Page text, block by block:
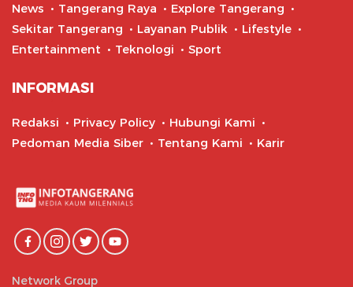
News Tangerang Raya
Explore Tangerang
Sekitar Tangerang
Layanan Publik
Lifestyle
Entertainment
Teknologi Sport
INFORMASI
Redaksi Privacy Policy
Hubungi Kami
Pedoman Media Siber
Tentang Kami Karir
Network Group